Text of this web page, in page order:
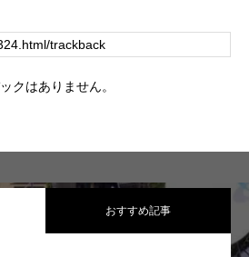
クはありません。
おすすめ記事